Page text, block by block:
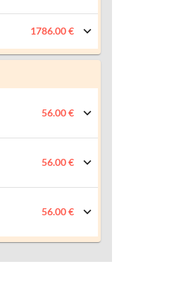
1786.00 €
56.00 €
56.00 €
56.00 €